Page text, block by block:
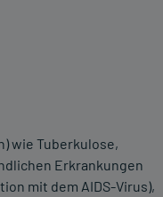
wie Tuberkulose,
Erkrankungen
mit dem AIDS-Virus),